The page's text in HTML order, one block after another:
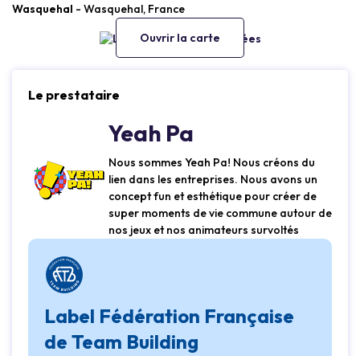
Wasquehal - Wasquehal, France
Ouvrir la carte
Le prestataire
Yeah Pa
Nous sommes Yeah Pa! Nous créons du
lien dans les entreprises. Nous avons un
concept fun et esthétique pour créer de
super moments de vie commune autour de
nos jeux et nos animateurs survoltés
Label Fédération Française
de Team Building